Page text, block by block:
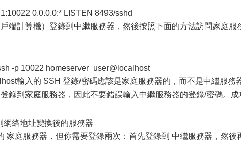
0.0.0.0:* LISTEN 8493/sshd
端計算機）登錄到中繼服務器，然後按照下面的方法訪問家庭服
-p 10022 homeserver_user@localhost
輸入的 SSH 登錄/密碼應該是家庭服務器的，而不是中繼服務
錄到家庭服務器，因此不要錯誤輸入中繼服務器的登錄/密碼。成
絡地址變換後的服務器
家庭服務器，但你需要登錄兩次：首先登錄到 中繼服務器，然後